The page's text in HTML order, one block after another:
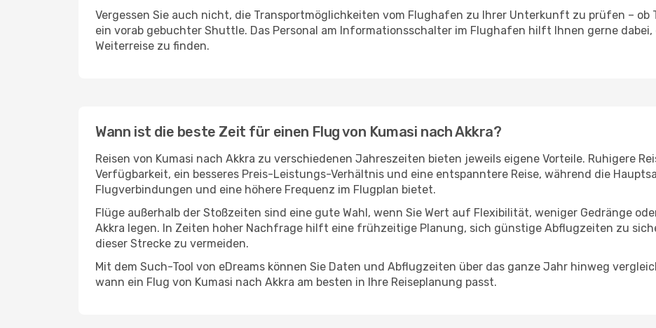
Vergessen Sie auch nicht, die Transportmöglichkeiten vom Flughafen zu Ihrer Unterkunft zu prüfen – ob
ein vorab gebuchter Shuttle. Das Personal am Informationsschalter im Flughafen hilft Ihnen gerne
Weiterreise zu finden.
Wann ist die beste Zeit für einen Flug von Kumasi nach Akkra?
Reisen von Kumasi nach Akkra zu verschiedenen Jahreszeiten bieten jeweils eigene Vorteile. Ruhigere
Verfügbarkeit, ein besseres Preis-Leistungs-Verhältnis und eine entspanntere Reise, während die
Flugverbindungen und eine höhere Frequenz im Flugplan bietet.
Flüge außerhalb der Stoßzeiten sind eine gute Wahl, wenn Sie Wert auf Flexibilität, weniger Gedränge
Akkra legen. In Zeiten hoher Nachfrage hilft eine frühzeitige Planung, sich günstige Abflugzeiten zu
dieser Strecke zu vermeiden.
Mit dem Such-Tool von eDreams können Sie Daten und Abflugzeiten über das ganze Jahr hinweg
wann ein Flug von Kumasi nach Akkra am besten in Ihre Reiseplanung passt.